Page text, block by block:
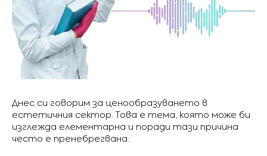
Днес си говорим за ценообразуването в
естетичния сектор. Това е тема, която може би
изглежда елементарна и поради тази причина
често е пренебрегвана.